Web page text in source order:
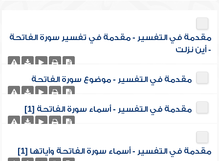
مقدمة في التفسير - مقدمة في تفسير سورة الفاتحة
- أين نزلت
مقدمة في التفسير - موضوع سورة الفاتحة
مقدمة في التفسير - أسماء سورة الفاتحة [1]
مقدمة في التفسير - أسماء سورة الفاتحة وآياتها [1]